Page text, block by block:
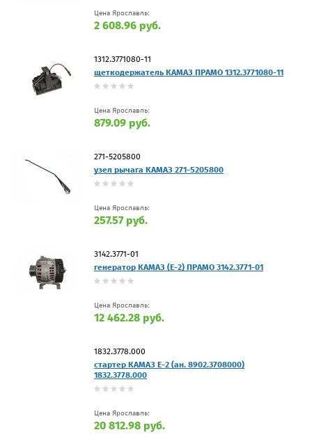
Цена Ярославль:
2 608.96 руб.
1312.3771080-11
щеткодержатель КАМАЗ ПРАМО 1312.3771080-11
Цена Ярославль:
879.09 руб.
271-5205800
узел рычага КАМАЗ 271-5205800
Цена Ярославль:
257.57 руб.
3142.3771-01
генератор КАМАЗ (Е-2) ПРАМО 3142.3771-01
Цена Ярославль:
12 462.28 руб.
1832.3778.000
стартер КАМАЗ Е-2 (ан. 8902.3708000)
1832.3778.000
Цена Ярославль:
20 812.98 руб.